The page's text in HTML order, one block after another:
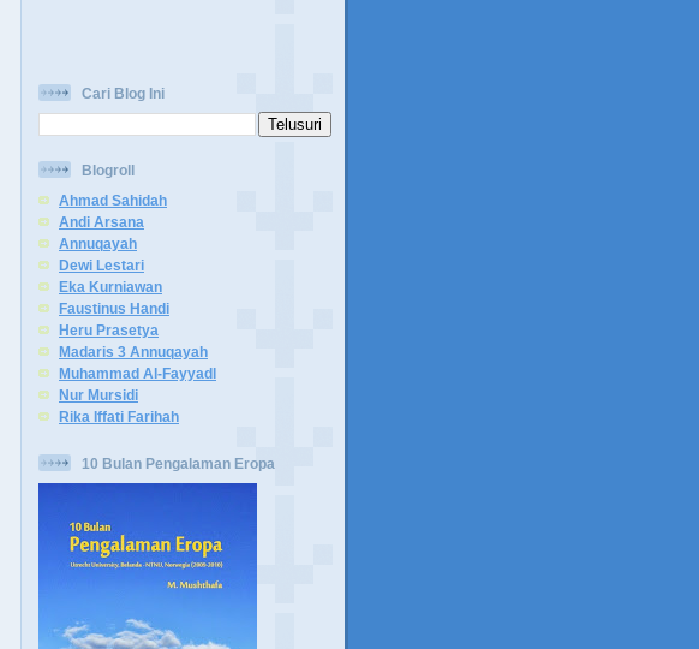
Cari Blog Ini
Blogroll
Ahmad Sahidah
Andi Arsana
Annuqayah
Dewi Lestari
Eka Kurniawan
Faustinus Handi
Heru Prasetya
Madaris 3 Annuqayah
Muhammad Al-Fayyadl
Nur Mursidi
Rika Iffati Farihah
10 Bulan Pengalaman Eropa